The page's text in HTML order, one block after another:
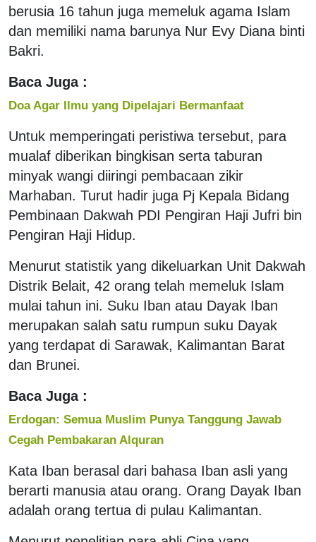
berusia 16 tahun juga memeluk agama Islam
dan memiliki nama barunya Nur Evy Diana binti
Bakri.
Baca Juga :
Doa Agar Ilmu yang Dipelajari Bermanfaat
Untuk memperingati peristiwa tersebut, para
mualaf diberikan bingkisan serta taburan
minyak wangi diiringi pembacaan zikir
Marhaban. Turut hadir juga Pj Kepala Bidang
Pembinaan Dakwah PDI Pengiran Haji Jufri bin
Pengiran Haji Hidup.
Menurut statistik yang dikeluarkan Unit Dakwah
Distrik Belait, 42 orang telah memeluk Islam
mulai tahun ini. Suku Iban atau Dayak Iban
merupakan salah satu rumpun suku Dayak
yang terdapat di Sarawak, Kalimantan Barat
dan Brunei.
Baca Juga :
Erdogan: Semua Muslim Punya Tanggung Jawab
Cegah Pembakaran Alquran
Kata Iban berasal dari bahasa Iban asli yang
berarti manusia atau orang. Orang Dayak Iban
adalah orang tertua di pulau Kalimantan.